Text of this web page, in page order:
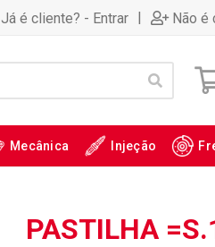
Já é cliente? - Entrar | Não é
Mecânica Injeção
PASTILHA